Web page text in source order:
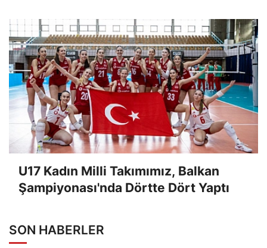
U17 Kadın Milli Takımımız, Balkan
Şampiyonası'nda Dörtte Dört Yaptı
SON HABERLER